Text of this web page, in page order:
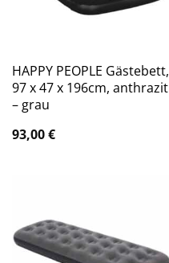
HAPPY PEOPLE Gästebett,
97 x 47 x 196cm, anthrazit
– grau
93,00€